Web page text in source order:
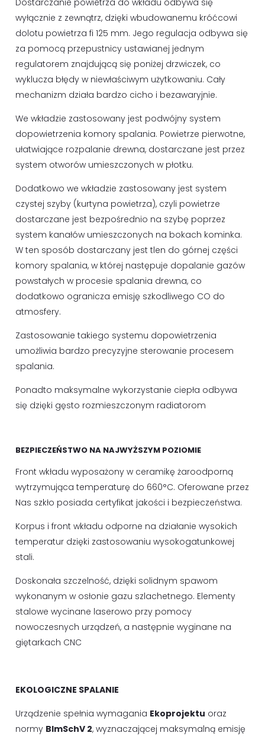
Dostarczanie powietrza do wkładu odbywa się
wyłącznie z zewnątrz, dzięki wbudowanemu króćcowi
dolotu powietrza fi 125 mm. Jego regulacja odbywa się
za pomocą przepustnicy ustawianej jednym
regulatorem znajdującą się poniżej drzwiczek, co
wyklucza błędy w niewłaściwym użytkowaniu. Cały
mechanizm działa bardzo cicho i bezawaryjnie.
We wkładzie zastosowany jest podwójny system
dopowietrzenia komory spalania. Powietrze pierwotne,
ułatwiające rozpalanie drewna, dostarczane jest przez
system otworów umieszczonych w płotku.
Dodatkowo we wkładzie zastosowany jest system
czystej szyby (kurtyna powietrza), czyli powietrze
dostarczane jest bezpośrednio na szybę poprzez
system kanałów umieszczonych na bokach kominka.
W ten sposób dostarczany jest tlen do górnej części
komory spalania, w której następuje dopalanie gazów
powstałych w procesie spalania drewna, co
dodatkowo ogranicza emisję szkodliwego CO do
atmosfery.
Zastosowanie takiego systemu dopowietrzenia
umożliwia bardzo precyzyjne sterowanie procesem
spalania.
Ponadto maksymalne wykorzystanie ciepła odbywa
się dzięki gęsto rozmieszczonym radiatorom
BEZPIECZEŃSTWO NA NAJWYŻSZYM POZIOMIE
Front wkładu wyposażony w ceramikę żaroodporną
wytrzymująca temperaturę do 660°C. Oferowane przez
Nas szkło posiada certyfikat jakości i bezpieczeństwa.
Korpus i front wkładu odporne na działanie wysokich
temperatur dzięki zastosowaniu wysokogatunkowej
stali.
Doskonała szczelność, dzięki solidnym spawom
wykonanym w osłonie gazu szlachetnego. Elementy
stalowe wycinane laserowo przy pomocy
nowoczesnych urządzeń, a następnie wyginane na
giętarkach CNC
EKOLOGICZNE SPALANIE
Urządzenie spełnia wymagania Ekoprojektu oraz
normy BImSchV 2, wyznaczającej maksymalną emisję